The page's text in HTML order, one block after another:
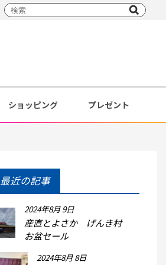
ショッピング プレゼント
最近の記事
2024年8月 9日
産直とよさか げんき村
お盆セール
2024年8月 8日